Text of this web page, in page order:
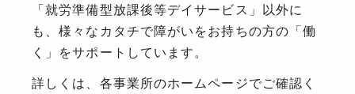
「就労準備型放課後等デイサービス」以外に
も、様々なカタチで障がいをお持ちの方の「働
く」をサポートしています。
詳しくは、各事業所のホームページでご確認く